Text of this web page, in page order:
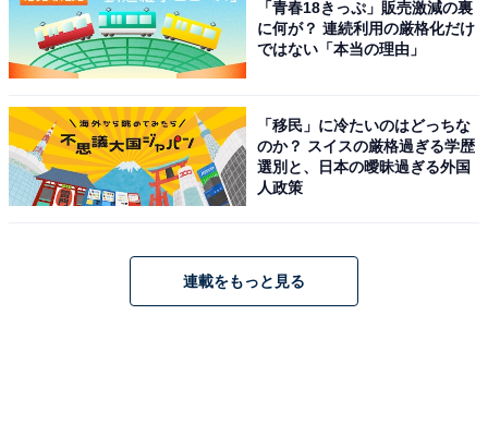
「青春18きっぷ」販売激減の裏
に何が？ 連続利用の厳格化だけ
ではない「本当の理由」
「移民」に冷たいのはどっちな
のか？ スイスの厳格過ぎる学歴
選別と、日本の曖昧過ぎる外国
人政策
連載をもっと見る